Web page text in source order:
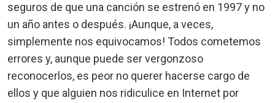
seguros de que una canción se estrenó en 1997 y no
un año antes o después. ¡Aunque, a veces,
simplemente nos equivocamos! Todos cometemos
errores y, aunque puede ser vergonzoso
reconocerlos, es peor no querer hacerse cargo de
ellos y que alguien nos ridiculice en Internet por